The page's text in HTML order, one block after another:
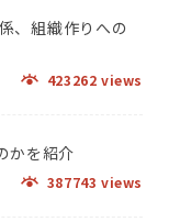
、組織作りへの
423262 views
かを紹介
387743 views